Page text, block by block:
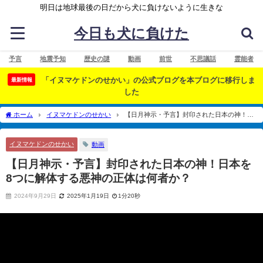
明日は地球最後の日だから犬に負けないように生きな
今日も犬に負けた
予言 地震予知 歴史の謎 動画 前世 不思議話 霊能者
最新情報
「イヌマケドンのせかい」の公式ブログを本ブログに移行しま
した
ホーム イヌマケドンのせかい
【日月神示・予言】封印された日本の神！日
本を8つに解体する悪神の正体は何者か？
イヌマケドンのせかい 動画
【日月神示・予言】封印された日本の神！日本を
8つに解体する悪神の正体は何者か？
2024年9月29日 2025年1月19日 1分20秒